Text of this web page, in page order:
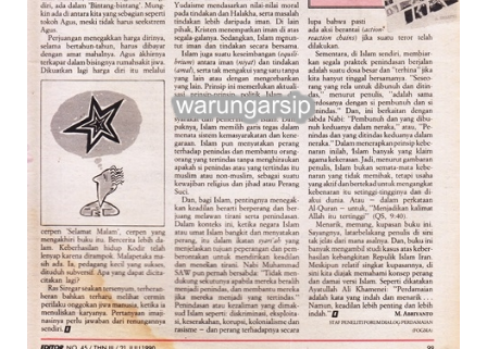
child
menu
Alamat
Rekening
Reseller